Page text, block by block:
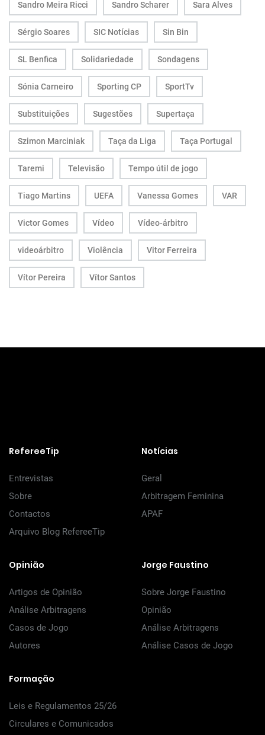
Sandro Meira Ricci Sandro Scharer Sara Alves
Sérgio Soares SIC Notícias Sin Bin
SL Benfica Solidariedade Sondagens
Sónia Carneiro Sporting CP SportTv
Substituições Sugestões Supertaça
Szimon Marciniak Taça da Liga Taça Portugal
Taremi Televisão Tempo útil de jogo
Tiago Martins UEFA Vanessa Gomes VAR
Victor Gomes Vídeo Vídeo-árbitro
videoárbitro Violência Vitor Ferreira
Vítor Pereira Vítor Santos
RefereeTip
Entrevistas
Sobre
Contactos
Arquivo Blog RefereeTip
Notícias
Geral
Arbitragem Feminina
APAF
Opinião
Artigos de Opinião
Análise Arbitragens
Casos de Jogo
Autores
Jorge Faustino
Sobre Jorge Faustino
Opinião
Análise Arbitragens
Análise Casos de Jogo
Formação
Leis e Regulamentos 25/26
Circulares e Comunicados